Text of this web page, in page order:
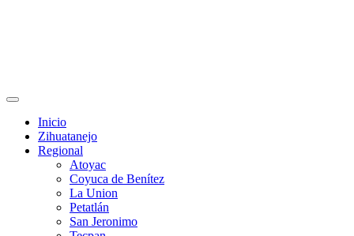
Primary
Inicio
Zihuatanejo
Regional
Atoyac
Coyuca de Benítez
La Union
Petatlán
San Jeronimo